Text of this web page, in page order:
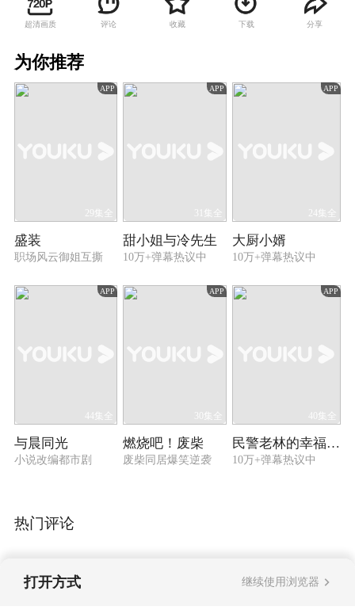
前妻临终托孤，武家一这才知晓自己还有一个十
八岁的儿子刘树佳。心怀满腔愧疚的武家一，开
付出最终感动了孩子们，当孩子们从心底认可这
边，这对患难夫妻最终破镜重圆。
超清画质 评论 收藏 下载 分享
为你推荐
APP
29集全
盛装
职场风云御姐互撕
APP
31集全
甜小姐与冷先生
10万+弹幕热议中
APP
24集全
大厨小婿
10万+弹幕热议中
APP
44集全
与晨同光
小说改编都市剧
APP
30集全
燃烧吧！废柴
废柴同居爆笑逆袭
APP
40集全
民警老林的幸福生活
10万+弹幕热议中
热门评论
打开方式 继续使用浏览器